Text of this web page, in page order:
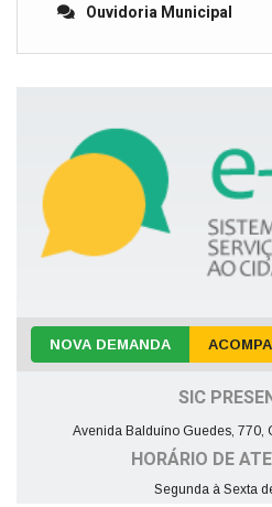
Ouvidoria Municipal
NOVA DEMANDA
SIC
Avenida Balduíno Guedes, 770,
HORÁRIO DE
Segunda à Sexta